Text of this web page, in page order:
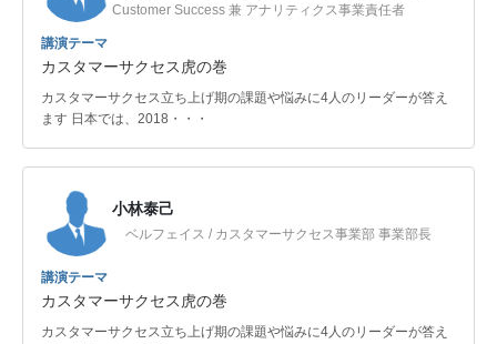
Customer Success 兼 アナリティクス事業責任者
講演テーマ
カスタマーサクセス虎の巻
カスタマーサクセス立ち上げ期の課題や悩みに4人のリーダーが答え
ます 日本では、2018・・・
小林泰己
ベルフェイス / カスタマーサクセス事業部 事業部長
講演テーマ
カスタマーサクセス虎の巻
カスタマーサクセス立ち上げ期の課題や悩みに4人のリーダーが答え